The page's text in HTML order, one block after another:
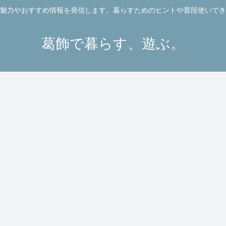
力やおすすめ情報を発信します。暮らすためのヒントや普段使いで
葛飾で暮らす、遊ぶ。